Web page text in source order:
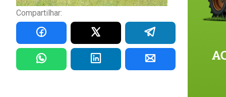
Compartilhar: